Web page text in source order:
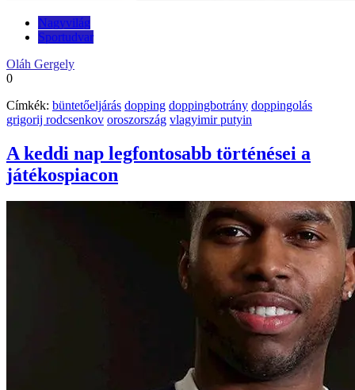
Nagyvilág
Sportudvar
Oláh Gergely
0
Címkék: büntetőeljárás dopping doppingbotrány doppingolás
grigorij rodcsenkov oroszország vlagyimir putyin
A keddi nap legfontosabb történései a
játékospiacon